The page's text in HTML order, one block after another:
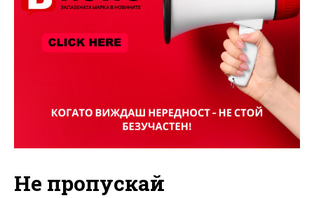
Не пропускай